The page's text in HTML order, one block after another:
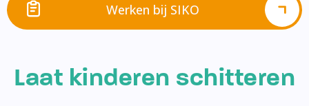
Werken bij SIKO
Laat kinderen schitteren